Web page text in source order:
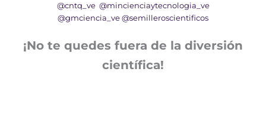
@cntq_ve @mincienciaytecnologia_ve
@gmciencia_ve @semilleroscientificos
¡No te quedes fuera de la diversión
científica!